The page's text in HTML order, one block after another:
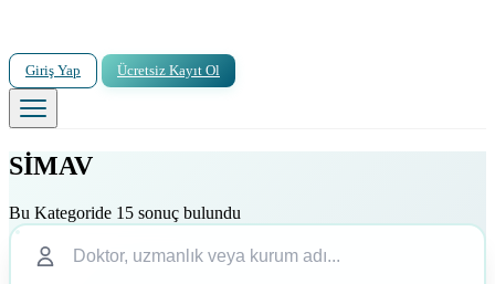
Giriş Yap Ücretsiz Kayıt Ol
SİMAV
Bu Kategoride 15 sonuç bulundu